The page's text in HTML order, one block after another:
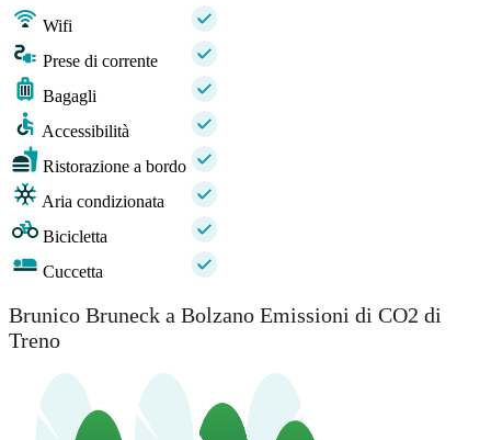
Wifi
Prese di corrente
Bagagli
Accessibilità
Ristorazione a bordo
Aria condizionata
Bicicletta
Cuccetta
Brunico Bruneck a Bolzano Emissioni di CO2 di
Treno